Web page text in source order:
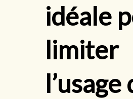
idéale
limiter
l’usage